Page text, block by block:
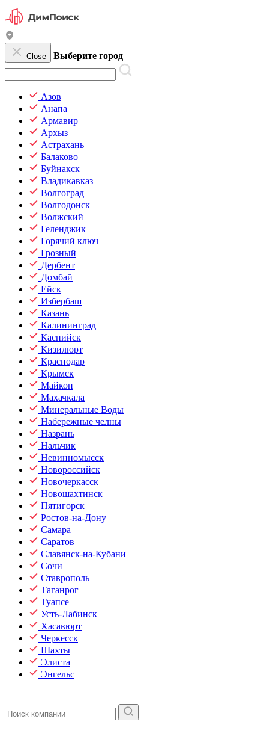
Close Выберите город
Азов
Анапа
Армавир
Архыз
Астрахань
Балаково
Буйнакск
Владикавказ
Волгоград
Волгодонск
Волжский
Геленджик
Горячий ключ
Грозный
Дербент
Домбай
Ейск
Избербаш
Казань
Калининград
Каспийск
Кизилюрт
Краснодар
Крымск
Майкоп
Махачкала
Минеральные Воды
Набережные челны
Назрань
Нальчик
Невинномысск
Новороссийск
Новочеркасск
Новошахтинск
Пятигорск
Ростов-на-Дону
Самара
Саратов
Славянск-на-Кубани
Сочи
Ставрополь
Таганрог
Туапсе
Усть-Лабинск
Хасавюрт
Черкесск
Шахты
Элиста
Энгельс